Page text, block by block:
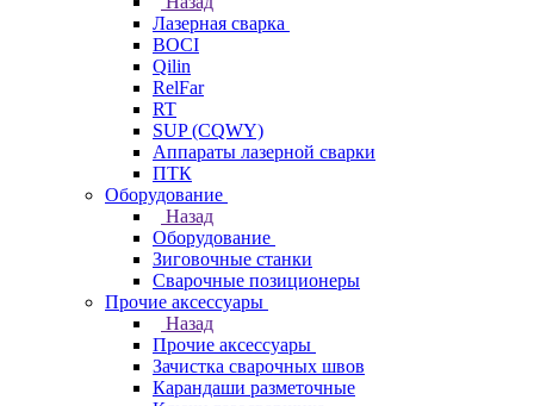
Лазерная сварка
BOCI
Qilin
RelFar
RT
SUP (CQWY)
Аппараты лазерной сварки
ПТК
Оборудование
Назад
Оборудование
Зиговочные станки
Сварочные позиционеры
Прочие аксессуары
Назад
Прочие аксессуары
Зачистка сварочных швов
Карандаши разметочные